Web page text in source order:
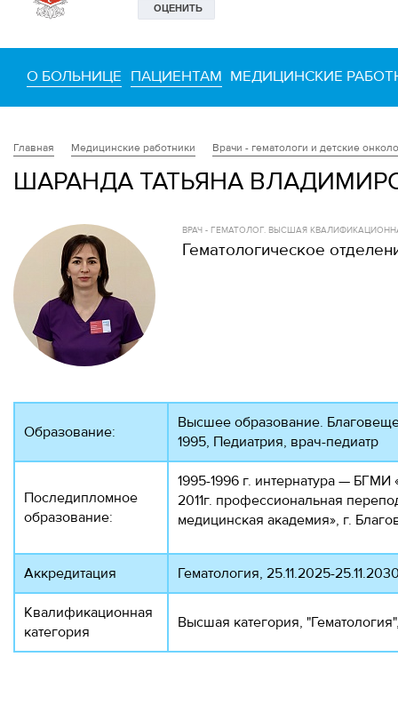
О БОЛЬНИЦЕ ПАЦИЕНТАМ МЕДИЦИНСКИЕ
Главная Медицинские работники Врачи - гематологи и детские
ШАРАНДА ТАТЬЯНА
ВРАЧ - ГЕМАТОЛОГ. ВЫСШАЯ
Гематологическое
Образование:
Высшее образование.
1995, Педиатрия, врач-
Последипломное
образование:
1995-1996 г. интернатура — БГМИ
2011г. профессиональная
медицинская академия», г.
Аккредитация Гематология, 25.11.2025-
Квалификационная
категория
Высшая категория,